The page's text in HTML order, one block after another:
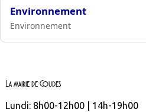
Environnement
Environnement
La mairie de Coudes
Lundi: 8h00-12h00 | 14h-19h00